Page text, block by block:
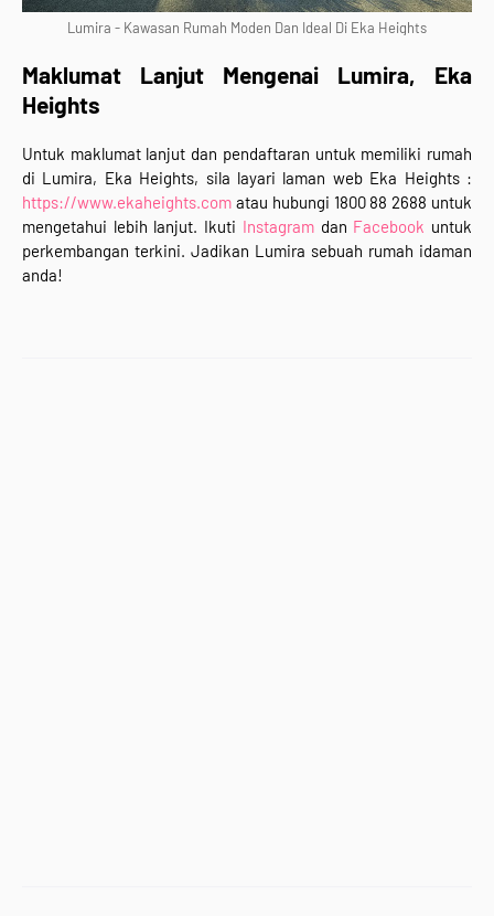
Lumira - Kawasan Rumah Moden Dan Ideal Di Eka Heights
Maklumat Lanjut Mengenai Lumira, Eka
Heights
Untuk maklumat lanjut dan pendaftaran untuk memiliki rumah
di Lumira, Eka Heights, sila layari laman web Eka Heights :
https://www.ekaheights.com atau hubungi 1800 88 2688 untuk
mengetahui lebih lanjut. Ikuti Instagramdan Facebook untuk
perkembangan terkini. Jadikan Lumira sebuah rumah idaman
anda!